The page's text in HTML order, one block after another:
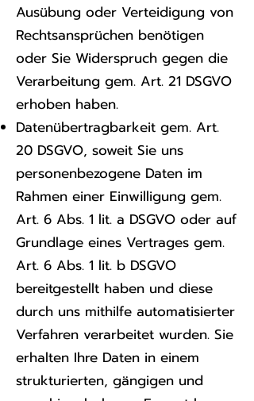
Ausübung oder Verteidigung von
Rechtsansprüchen benötigen
oder Sie Widerspruch gegen die
Verarbeitung gem. Art. 21 DSGVO
erhoben haben.
Datenübertragbarkeit gem. Art.
20 DSGVO, soweit Sie uns
personenbezogene Daten im
Rahmen einer Einwilligung gem.
Art. 6 Abs. 1 lit. a DSGVO oder auf
Grundlage eines Vertrages gem.
Art. 6 Abs. 1 lit. b DSGVO
bereitgestellt haben und diese
durch uns mithilfe automatisierter
Verfahren verarbeitet wurden. Sie
erhalten Ihre Daten in einem
strukturierten, gängigen und